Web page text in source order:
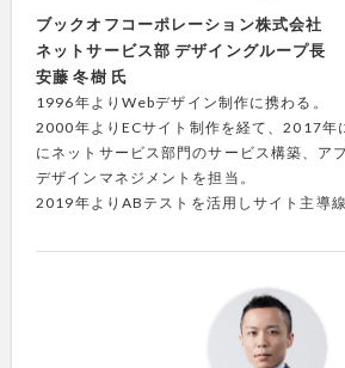
ブックオフコーポレーション株式会社
ネットサービス部 デザイングループ長
安藤 冬樹 氏
1996年よりWebデザイン制作に携わる。
2000年よりECサイト制作を経て、2017年
にネットサービス部門のサービス構築、ア
デザインマネジメントを担当。
2019年よりABテストを活用しサイト主導線